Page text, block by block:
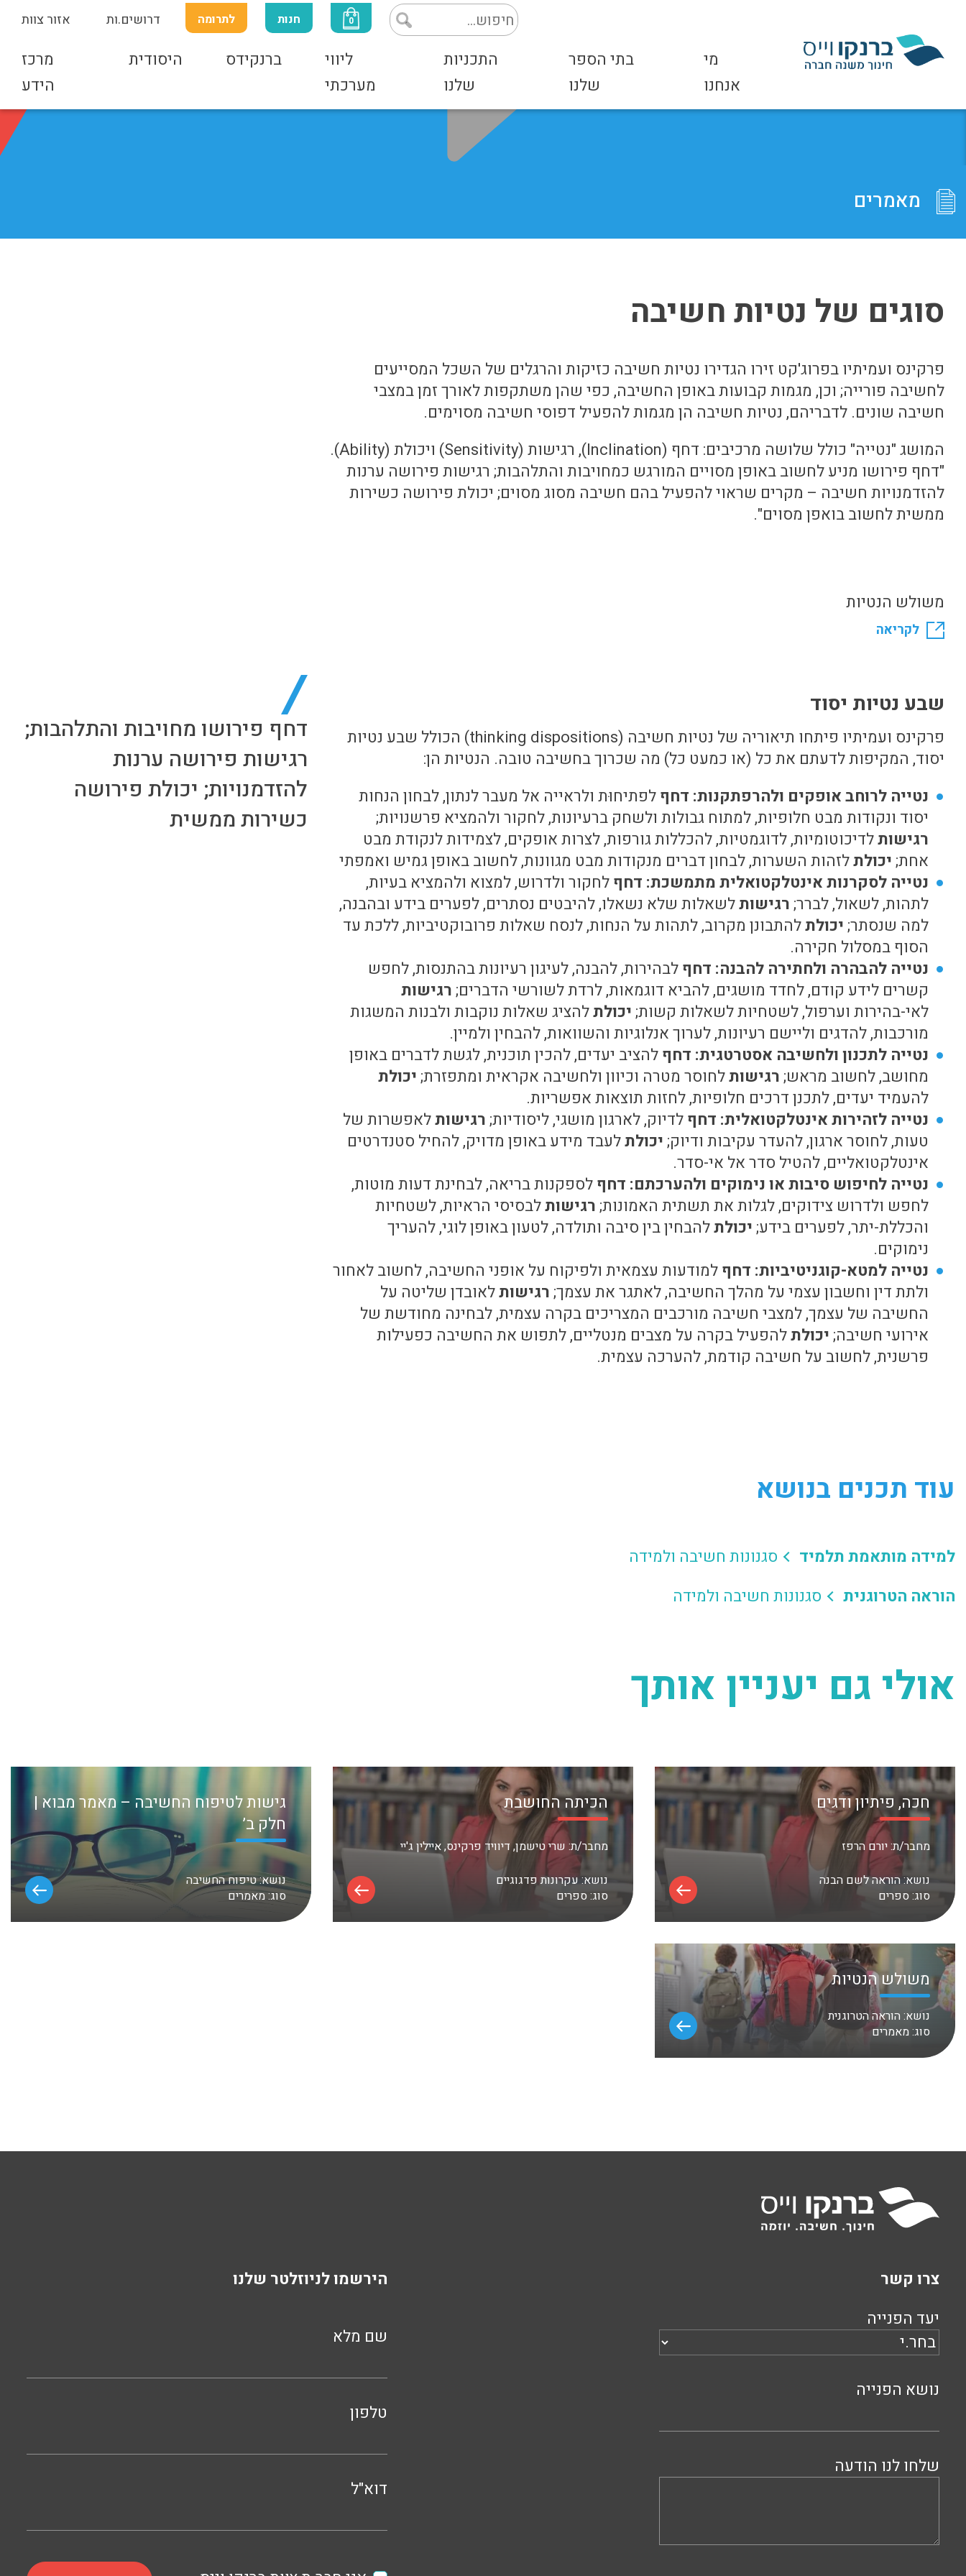
0 חנות לתרומה דרושים.ות אזור צוות
מי
אנחנו
בתי הספר
שלנו
התכניות
שלנו
ליווי
מערכתי
ברנקידס היסודית
מרכז
הידע
מאמרים
סוגים של נטיות חשיבה
פרקינס ועמיתיו בפרוג'קט זירו הגדירו נטיות חשיבה כזיקות והרגלים של השכל המסייעים
לחשיבה פורייה; וכן, מגמות קבועות באופן החשיבה, כפי שהן משתקפות לאורך זמן במצבי
חשיבה שונים. לדבריהם, נטיות חשיבה הן מגמות להפעיל דפוסי חשיבה מסוימים.
המושג "נטייה" כולל שלושה מרכיבים: דחף (Inclination), רגישות (Sensitivity) ויכולת (Ability).
"דחף פירושו מניע לחשוב באופן מסויים המורגש כמחויבות והתלהבות; רגישות פירושה ערנות
להזדמנויות חשיבה – מקרים שראוי להפעיל בהם חשיבה מסוג מסוים; יכולת פירושה כשירות
ממשית לחשוב בואפן מסוים".
משולש הנטיות
לקריאה
שבע נטיות יסוד
פרקינס ועמיתיו פיתחו תיאוריה של נטיות חשיבה (thinking dispositions) הכולל שבע נטיות
יסוד, המקיפות לדעתם את כל (או כמעט כל) מה שכרוך בחשיבה טובה. הנטיות הן:
נטייה לרוחב אופקים ולהרפתקנות: דחףלפתיחוּת ולראייה אל מעבר לנתון, לבחון הנחות
יסוד ונקודות מבט חלופיות, למתוח גבולות ולשחק ברעיונות, לחקור ולהמציא פרשנויות;
רגישותלדיכוטומיות, לדוגמטיות, להכללות גורפות, לצרות אופקים, לצמידות לנקודת מבט
אחת;יכולתלזהות השערות, לבחון דברים מנקודות מבט מגוונות, לחשוב באופן גמיש ואמפתי
נטייה לסקרנות אינטלקטואלית מתמשכת: דחףלחקור ולדרוש, למצוא ולהמציא בעיות,
לתהות, לשאול, לברר;רגישותלשאלות שלא נשאלו, להיבטים נסתרים, לפערים בידע ובהבנה,
למה שנסתר;יכולתלהתבונן מקרוב, לתהות על הנחות, לנסח שאלות פרובוקטיביות, ללכת עד
הסוף במסלול חקירה.
נטייה להבהרה ולחתירה להבנה: דחףלבהירות, להבנה, לעיגון רעיונות בהתנסות, לחפש
קשרים לידע קודם, לחדד מושגים, להביא דוגמאות, לרדת לשורשי הדברים;רגישות
לאי-בהירות וערפול, לשטחיות לשאלות קשות;יכולתלהציג שאלות נוקבות ולבנות המשגות
מורכבות, להדגים וליישם רעיונות, לערוך אנלוגיות והשוואות, להבחין ולמיין.
נטייה לתכנון ולחשיבה אסטרטגית: דחףלהציב יעדים, להכין תוכנית, לגשת לדברים באופן
מחושב, לחשוב מראש;רגישותלחוסר מטרה וכיוון ולחשיבה אקראית ומתפזרת;יכולת
להעמיד יעדים, לתכנן דרכים חלופיות, לחזות תוצאות אפשריות.
נטייה לזהירות אינטלקטואלית: דחףלדיוק, לארגון מושגי, ליסודיות;רגישותלאפשרות של
טעות, לחוסר ארגון, להעדר עקיבות ודיוק;יכולתלעבד מידע באופן מדויק, להחיל סטנדרטים
אינטלקטואליים, להטיל סדר אל אי-סדר.
נטייה לחיפוש סיבות או נימוקים ולהערכתם: דחףלספקנות בריאה, לבחינת דעות מוטות,
לחפש ולדרוש צידוקים, לגלות את תשתית האמונות;רגישותלבסיסי הראיות, לשטחיות
והכללת-יתר, לפערים בידע;יכולתלהבחין בין סיבה ותולדה, לטעון באופן לוגי, להעריך
נימוקים.
נטייה למטא-קוגניטיביות: דחףלמודעות עצמאית ולפיקוח על אופני החשיבה, לחשוב לאחור
ולתת דין וחשבון עצמי על מהלך החשיבה, לאתגר את עצמך;רגישותלאובדן שליטה על
החשיבה של עצמך, למצבי חשיבה מורכבים המצריכים בקרה עצמית, לבחינה מחודשת של
אירועי חשיבה;יכולתלהפעיל בקרה על מצבים מנטליים, לתפוש את החשיבה כפעילות
פרשנית, לחשוב על חשיבה קודמת, להערכה עצמית.
דחף פירושו מחויבות והתלהבות;
רגישות פירושה ערנות
להזדמנויות; יכולת פירושה
כשירות ממשית
עוד תכנים בנושא
למידה מותאמת תלמיד
סגנונות חשיבה ולמידה
הוראה הטרוגנית
סגנונות חשיבה ולמידה
אולי גם יעניין אותך
חכה, פיתיון ודגים
מחבר/ת:יורם הרפז
נושא:הוראה לשם הבנה
סוג:ספרים
הכיתה החושבת
מחבר/ת: שרי טישמן, דיוויד פרקינס, איילין ג'יי
נושא:עקרונות פדגוגיים
סוג:ספרים
גישות לטיפוח החשיבה – מאמר מבוא |
חלק ב’
נושא:טיפוח החשיבה
סוג:מאמרים
משולש הנטיות
נושא: הוראה הטרוגנית
סוג:מאמרים
צרו קשר
יעד הפנייה
נושא הפנייה
שלחו לנו הודעה
הירשמו לניוזלטר שלנו
שם מלא
טלפון
דוא"ל